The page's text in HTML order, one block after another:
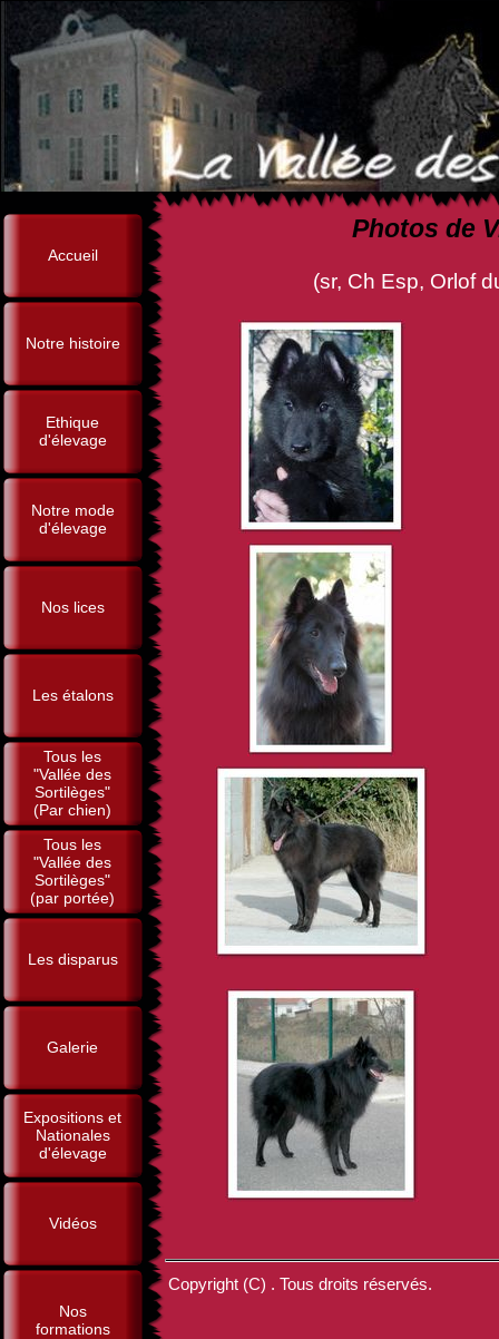
Accueil
Notre histoire
Ethique
d'élevage
Notre mode
d'élevage
Nos lices
Les étalons
Tous les
"Vallée des
Sortilèges"
(Par chien)
Tous les
"Vallée des
Sortilèges"
(par portée)
Les disparus
Galerie
Expositions et
Nationales
d'élevage
Vidéos
Nos
formations
Photos de
(sr, Ch Esp, Orlof du
Copyright (C) . Tous droits réservés.